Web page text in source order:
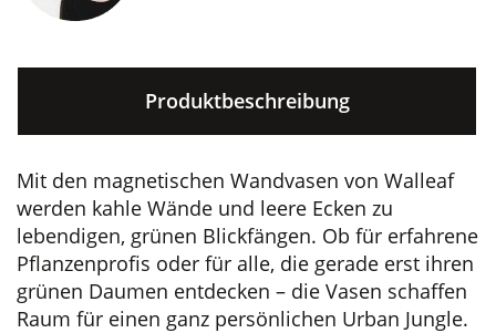
Produktbeschreibung
Mit den magnetischen Wandvasen von Walleaf
werden kahle Wände und leere Ecken zu
lebendigen, grünen Blickfängen. Ob für erfahrene
Pflanzenprofis oder für alle, die gerade erst ihren
grünen Daumen entdecken – die Vasen schaffen
Raum für einen ganz persönlichen Urban Jungle.